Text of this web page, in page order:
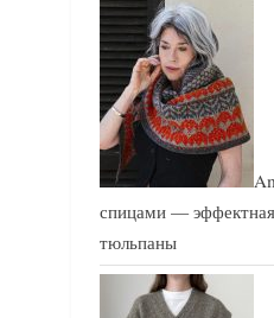
спицами —
тюльпаны